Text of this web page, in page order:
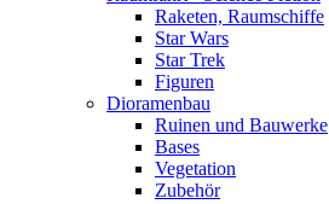
Raketen, Raumschiffe
Star Wars
Star Trek
Figuren
Dioramenbau
Ruinen und Bauwerke
Bases
Vegetation
Zubehör